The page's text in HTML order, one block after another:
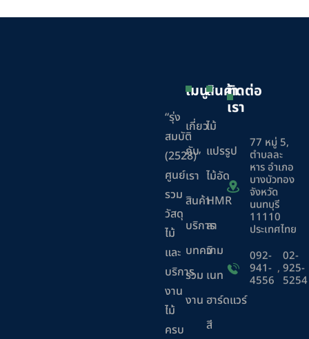
“รุ่ง
สมบัติ
(2528)”
ศูนย์
รวม
วัสดุ
ไม้
และ
บริการ
งาน
ไม้
ครบ
เมนู
เกี่ยว
กับ
เรา
สินค้า
บริการ
บทความ
ร่วม
งาน
สินค้า
ไม้
แปรรูป
ไม้อัด
HMR
ลา
มิ
เนท
ฮาร์ดแวร์
สี
ติดต่อ
เรา
77 หมู่ 5,
ตำบลละ
หาร อำเภอ
บางบัวทอง
จังหวัด
นนทบุรี
11110
ประเทศไทย
092-
941-
4556
,
02-
925-
5254